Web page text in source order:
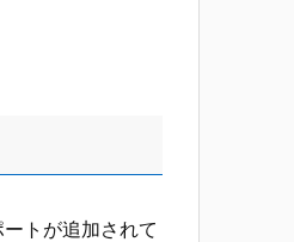
トが追加されて